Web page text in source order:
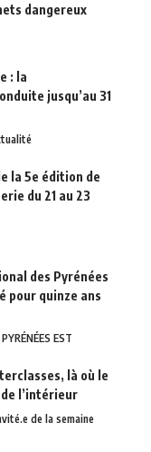
dangereux
: la
jusqu’au 31
la 5e édition de
du 21 au 23
des Pyrénées
pour quinze ans
EST
là où le
l’intérieur
de la semaine